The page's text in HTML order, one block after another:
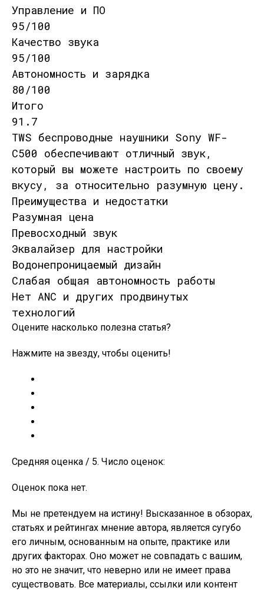
Управление и ПО
95/100
Качество звука
95/100
Автономность и зарядка
80/100
Итого
91.7
TWS беспроводные наушники Sony WF-
C500 обеспечивают отличный звук,
который вы можете настроить по своему
вкусу, за относительно разумную цену.
Преимущества и недостатки
Разумная цена
Превосходный звук
Эквалайзер для настройки
Водонепроницаемый дизайн
Слабая общая автономность работы
Нет ANC и других продвинутых
технологий
Оцените насколько полезна статья?
Нажмите на звезду, чтобы оценить!
Средняя оценка / 5. Число оценок:
Оценок пока нет.
Мы не претендуем на истину! Высказанное в обзорах,
статьях и рейтингах мнение автора, является сугубо
его личным, основанным на опыте, практике или
других факторах. Оно может не совпадать с вашим,
но это не значит, что неверно или не имеет права
существовать. Все материалы, ссылки или контент